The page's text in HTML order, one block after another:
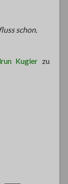
schon.
Kugler zu